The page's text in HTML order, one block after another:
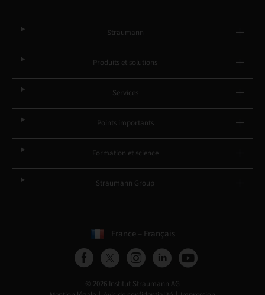
Straumann
Produits et solutions
Services
Points importants
Formation et science
Straumann Group
France – Français
© 2026 Institut Straumann AG